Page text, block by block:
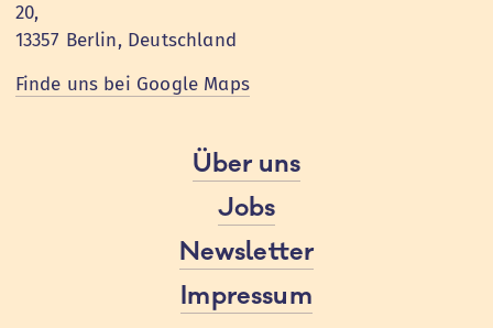
20,
13357 Berlin, Deutschland
Finde uns bei Google Maps
Über uns
Jobs
Newsletter
Impressum